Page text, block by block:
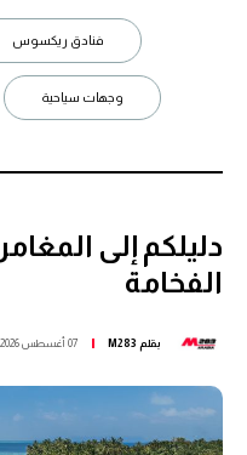
فنادق ريكسوس
وجهات سياحية
دليلكم إلى
الفخامة
بقلم M283 07 أغسطس 2026